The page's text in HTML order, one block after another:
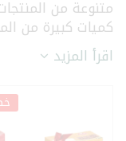
متنوعة من
كميات كبيرة من
اقرأ المزيد